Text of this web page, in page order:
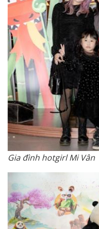
Gia đình hotgirl Mi Vân